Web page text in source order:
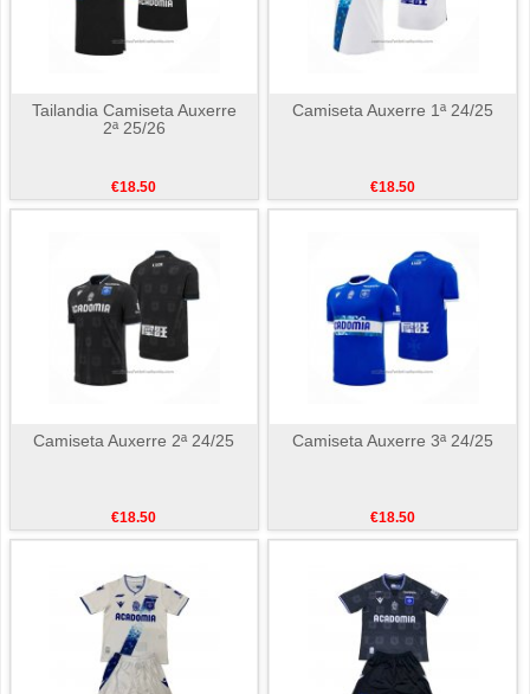
Tailandia Camiseta Auxerre
2ª 25/26
€18.50
Camiseta Auxerre 1ª 24/25
€18.50
Camiseta Auxerre 2ª 24/25
€18.50
Camiseta Auxerre 3ª 24/25
€18.50